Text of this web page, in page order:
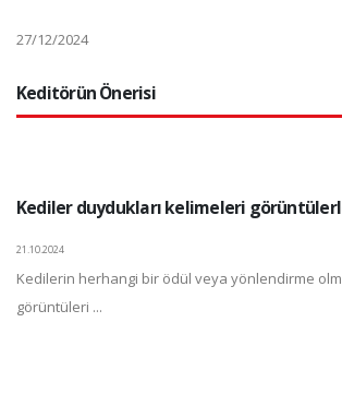
27/12/2024
Keditörün Önerisi
Kediler duydukları kelimeleri
21.10.2024
Kedilerin herhangi bir ödül veya yönlendirme
görüntüleri ...